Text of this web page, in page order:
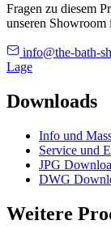
Fragen zu diesem
unseren Showroom
info@the-bath-
Lage
Downloads
Info und
Service und
JPG
DWG
Weitere